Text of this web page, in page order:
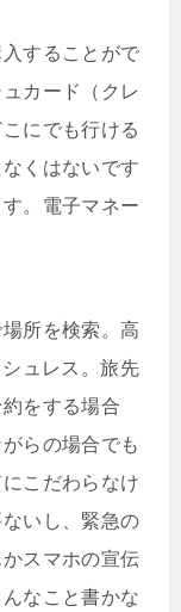
することがで
カード（クレ
にでも行ける
くはないです
。電子マネー
所を検索。高
ュレス。旅先
をする場合
らの場合でも
こだわらなけ
いし、緊急の
スマホの宣伝
なこと書かな